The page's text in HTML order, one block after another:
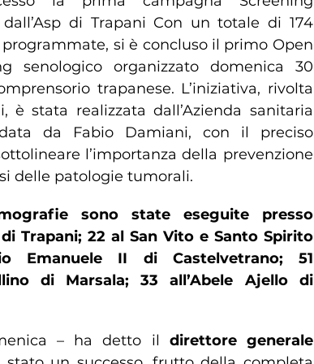
di Trapani Con un totale di 174
si è concluso il primo Open
senologico organizzato domenica 30
trapanese. L’iniziativa, rivolta
stata realizzata dall’Azienda sanitaria
da Fabio Damiani, con il preciso
l’importanza della prevenzione
delle patologie tumorali.
sono state eseguite presso
Trapani; 22 al San Vito e Santo Spirito
Emanuele II di Castelvetrano; 51
di Marsala; 33 all’Abele Ajello di
– ha detto il direttore generale